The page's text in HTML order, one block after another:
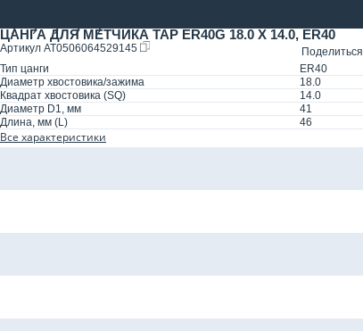
ЦАНГА ДЛЯ МЕТЧИКА TAP ER40G 18.0 X 14.0, ER40
Артикул AT0506064529145
Поделиться
Тип цанги
ER40
Диаметр хвостовика/зажима
18.0
Квадрат хвостовика (SQ)
14.0
Диаметр D1, мм
41
Длина, мм (L)
46
Все характеристики